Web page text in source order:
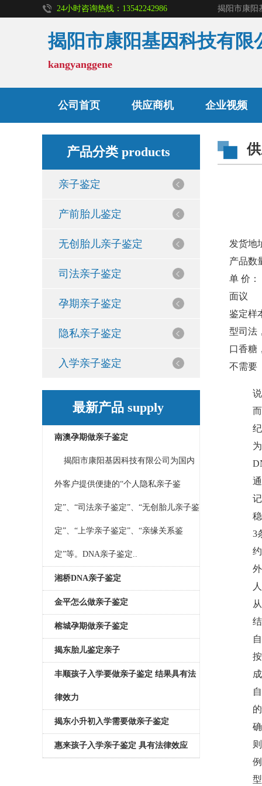
24小时咨询热线：13542242986
揭阳市康阳基因科技有限
kangyanggene
公司首页 供应商机 企业视频
产品分类 products
亲子鉴定
产前胎儿鉴定
无创胎儿亲子鉴定
司法亲子鉴定
孕期亲子鉴定
隐私亲子鉴定
入学亲子鉴定
最新产品 supply
南澳孕期做亲子鉴定
揭阳市康阳基因科技有限公司为国内
外客户提供便捷的“个人隐私亲子鉴
定”、“司法亲子鉴定”、“无创胎儿亲子鉴
定”、“上学亲子鉴定”、“亲缘关系鉴
定”等。DNA亲子鉴定..
湘桥DNA亲子鉴定
金平怎么做亲子鉴定
榕城孕期做亲子鉴定
揭东胎儿鉴定亲子
丰顺孩子入学要做亲子鉴定 结果具有法
律效力
揭东小升初入学需要做亲子鉴定
惠来孩子入学亲子鉴定 具有法律效应
发货地
产品数
单 价：
面议
鉴定样
型司法
口香糖
不需要
3
亲子鉴定
无创胎儿亲子鉴定
入学亲子鉴定